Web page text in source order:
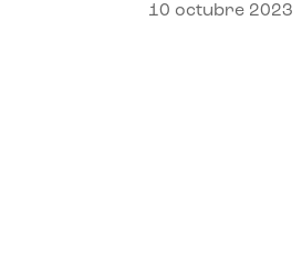
10 octubre 2023